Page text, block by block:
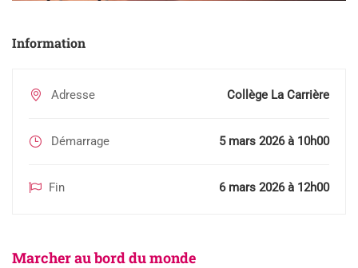
Information
Adresse Collège La Carrière
Démarrage 5 mars 2026 à 10h00
Fin 6 mars 2026 à 12h00
Marcher au bord du monde